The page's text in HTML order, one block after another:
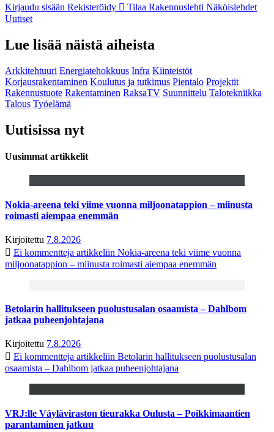
Kirjaudu sisään Rekisteröidy Tilaa Rakennuslehti Näköislehdet
Uutiset
Lue lisää näistä aiheista
Arkkitehtuuri Energiatehokkuus Infra Kiinteistöt
Korjausrakentaminen Koulutus ja tutkimus Pientalo Projektit
Rakennustuote Rakentaminen RaksaTV Suunnittelu Talotekniikka
Talous Työelämä
Uutisissa nyt
Uusimmat artikkelit
Nokia-areena teki viime vuonna miljoonatappion – miinusta
roimasti aiempaa enemmän
Kirjoitettu 7.8.2026
Ei kommentteja artikkeliin Nokia-areena teki viime vuonna
miljoonatappion – miinusta roimasti aiempaa enemmän
Betolarin hallitukseen puolustusalan osaamista – Dahlbom
jatkaa puheenjohtajana
Kirjoitettu 7.8.2026
Ei kommentteja artikkeliin Betolarin hallitukseen puolustusalan
osaamista – Dahlbom jatkaa puheenjohtajana
VRJ:lle Väyläviraston tieurakka Oulusta – Poikkimaantien
parantaminen jatkuu